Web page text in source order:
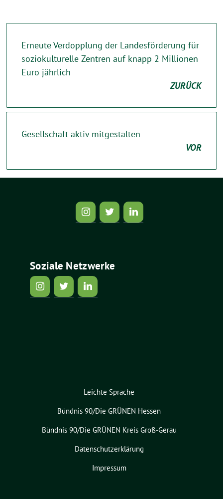
Erneute Verdopplung der Landesförderung für
soziokulturelle Zentren auf knapp 2 Millionen
Euro jährlich
ZURÜCK
Gesellschaft aktiv mitgestalten
VOR
Soziale Netzwerke
Leichte Sprache
Bündnis 90/Die GRÜNEN Hessen
Bündnis 90/Die GRÜNEN Kreis Groß-Gerau
Datenschutzerklärung
Impressum